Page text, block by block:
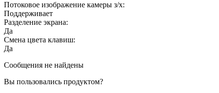
Потоковое изображение камеры з/х:
Поддерживает
Разделение экрана:
Да
Смена цвета клавиш:
Да
Сообщения не найдены
Вы пользовались продуктом?